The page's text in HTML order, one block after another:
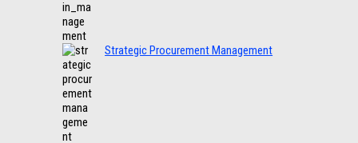
Strategic Procurement Management